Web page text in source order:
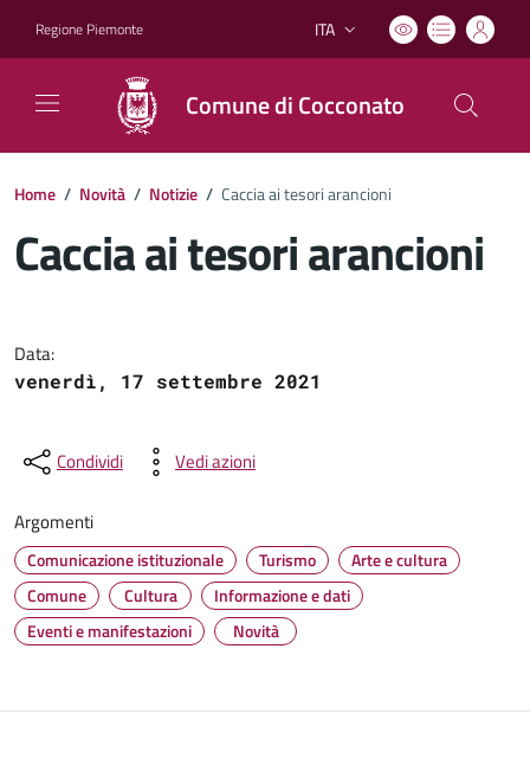
Regione Piemonte Lingua attiva:
ITA
Comune di Cocconato
Home / Novità / Notizie / Caccia ai tesori arancioni
Caccia ai tesori arancioni
Data:
venerdì, 17 settembre 2021
Condividi Vedi azioni
Argomenti
Comunicazione istituzionale Turismo
Arte e cultura
Comune
Cultura
Informazione e dati
Eventi e manifestazioni
Novità